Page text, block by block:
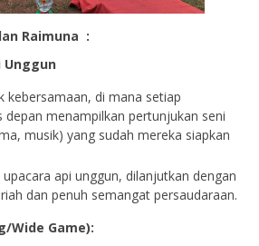
Raimuna :
Unggun
kebersamaan, di mana setiap
depan menampilkan pertunjukan seni
musik) yang sudah mereka siapkan
api unggun, dilanjutkan dengan
dan penuh semangat persaudaraan.
Wide Game):